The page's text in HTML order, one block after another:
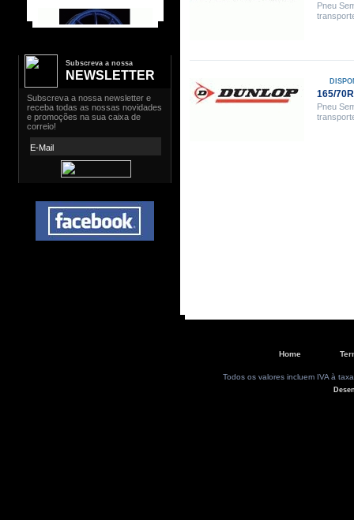
Subscreva a nossa
NEWSLETTER
Pneu
165/
Pneu
Home
Todos os valores incluem IVA à